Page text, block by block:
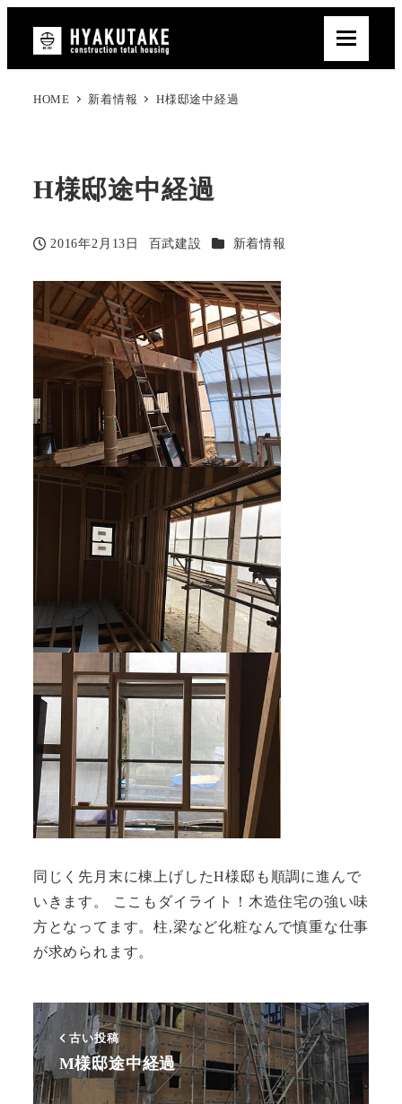
HOME 新着情報 H様邸途中経過
H様邸途中経過
投稿日
2016年2月13日
著
百武建設 カテゴリー
新着情報
同じく先月末に棟上げしたH様邸も順調に進んで
いきます。 ここもダイライト！木造住宅の強い味
方となってます。柱,梁など化粧なんで慎重な仕事
が求められます。
古い投稿
M様邸途中経過